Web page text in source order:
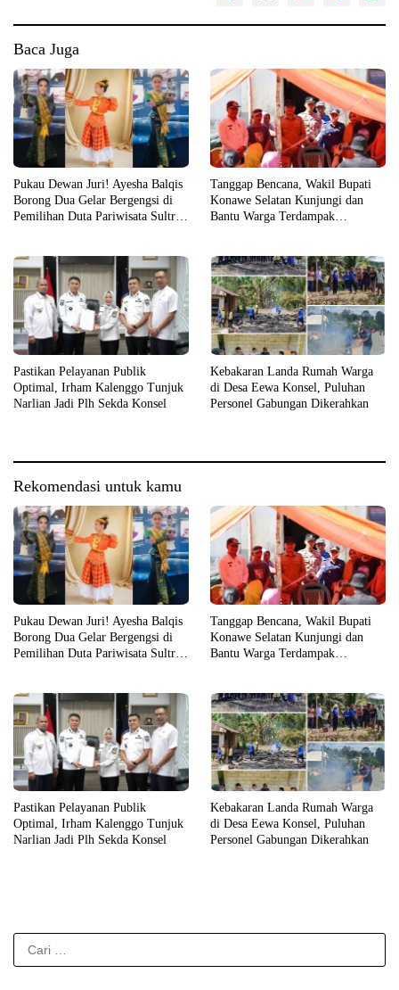
Baca Juga
Pukau Dewan Juri! Ayesha Balqis
Borong Dua Gelar Bergengsi di
Pemilihan Duta Pariwisata Sultra
Tanggap Bencana, Wakil Bupati
Konawe Selatan Kunjungi dan
Bantu Warga Terdampak
Pastikan Pelayanan Publik
Optimal, Irham Kalenggo Tunjuk
Narlian Jadi Plh Sekda Konsel
Kebakaran Landa Rumah Warga
di Desa Eewa Konsel, Puluhan
Personel Gabungan Dikerahkan
Rekomendasi untuk kamu
Pukau Dewan Juri! Ayesha Balqis
Borong Dua Gelar Bergengsi di
Pemilihan Duta Pariwisata Sultra
Tanggap Bencana, Wakil Bupati
Konawe Selatan Kunjungi dan
Bantu Warga Terdampak
Pastikan Pelayanan Publik
Optimal, Irham Kalenggo Tunjuk
Narlian Jadi Plh Sekda Konsel
Kebakaran Landa Rumah Warga
di Desa Eewa Konsel, Puluhan
Personel Gabungan Dikerahkan
Cari
untuk: